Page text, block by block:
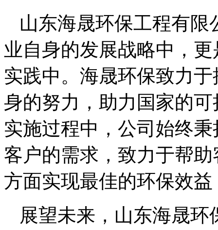
山东海晟环保工程有
业自身的发展战略中，
实践中。海晟环保致力
身的努力，助力国家的
实施过程中，公司始终
客户的需求，致力于帮
方面实现最佳的环保效益
展望未来，山东海晟